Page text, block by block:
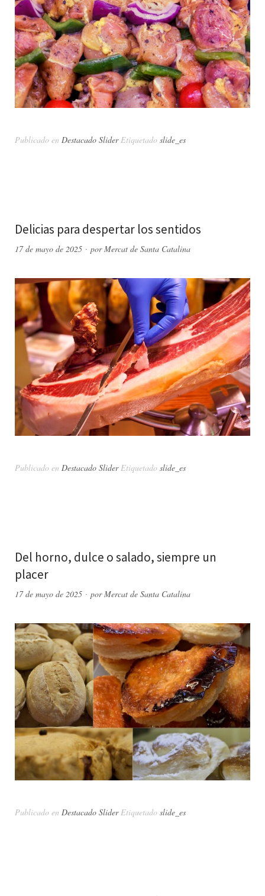
Publicado en Destacado Slider Etiquetado slide_es
Delicias para despertar los sentidos
17 de mayo de 2025 porMercat de Santa Catalina
Publicado en Destacado Slider Etiquetado slide_es
Del horno, dulce o salado, siempre un
placer
17 de mayo de 2025 por Mercat de Santa Catalina
Publicado en Destacado Slider Etiquetado slide_es